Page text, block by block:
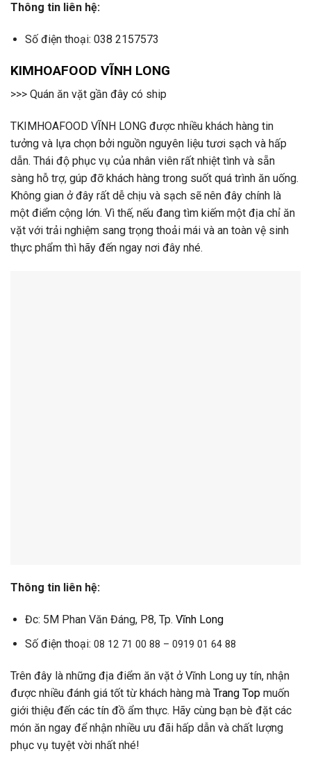
Thông tin liên hệ:
Số điện thoại: 038 2157573
KIMHOAFOOD VĨNH LONG
>>> Quán ăn vặt gần đây có ship
TKIMHOAFOOD VĨNH LONG được nhiều khách hàng tin
tưởng và lựa chọn bởi nguồn nguyên liệu tươi sạch và hấp
dẫn. Thái độ phục vụ của nhân viên rất nhiệt tình và sẵn
sàng hỗ trợ, gúp đỡ khách hàng trong suốt quá trình ăn uống.
Không gian ở đây rất dễ chịu và sạch sẽ nên đây chính là
một điểm cộng lớn. Vì thế, nếu đang tìm kiếm một địa chỉ ăn
vặt với trải nghiệm sang trọng thoải mái và an toàn vệ sinh
thực phẩm thì hãy đến ngay nơi đây nhé.
Thông tin liên hệ:
Đc: 5M Phan Văn Đáng, P8, Tp. Vĩnh Long
Số điện thoại: 08 12 71 00 88 – 0919 01 64 88
Trên đây là những địa điểm ăn vặt ở Vĩnh Long uy tín, nhận
được nhiều đánh giá tốt từ khách hàng mà Trang Top muốn
giới thiệu đến các tín đồ ẩm thực. Hãy cùng bạn bè đặt các
món ăn ngay để nhận nhiều ưu đãi hấp dẫn và chất lượng
phục vụ tuyệt vời nhất nhé!